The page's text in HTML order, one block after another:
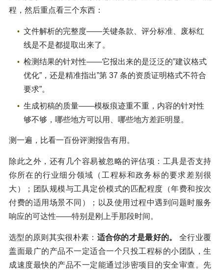
程，然后重点看三个东西：
文件解析的完整度——关键条款、评分标准、废标红
线是不是都提取出来了。
检测结果的针对性——它报出来的是泛泛的”建议格式
优化”，还是精准指出”第 37 条的资质证明格式不符合
要求”。
生成初稿的质量——模板痕迹重不重，内容的针对性
够不够，哪些地方可以用、哪些地方差距明显。
测一遍，比看一百份评测报告有用。
除此之外，还有几个容易被忽略的评估项：工具是否支持
你所在的行业细分领域（工程标和政务标的要求差别很
大）；团队规模与工具定价模式的匹配程度（年费和按次
付费的适用场景不同）；以及使用过程中遇到问题时服务
响应的可达性——特别是刚上手那段时间。
选型的原则其实很朴素： 适合你的才是最好的。
全行业覆
盖面最广的产品不一定适合一个只投工程标的小团队，生
成速度最快的产品不一定能通过涉密项目的安全审查。先